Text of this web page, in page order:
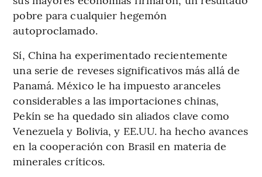
pobre para cualquier hegemón
autoproclamado.
Sí, China ha experimentado recientemente
una serie de reveses significativos más allá de
Panamá. México le ha impuesto aranceles
considerables a las importaciones chinas,
Pekín se ha quedado sin aliados clave como
Venezuela y Bolivia, y EE.UU. ha hecho avances
en la cooperación con Brasil en materia de
minerales críticos.